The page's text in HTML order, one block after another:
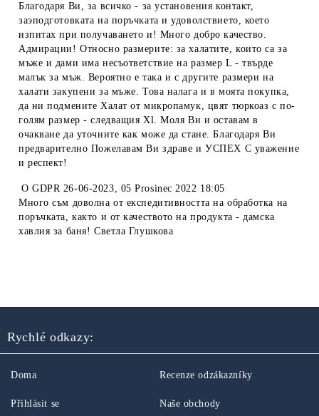
Благодаря Ви, за всичко - за установения контакт,
заэподготовката на поръчката и удоволствието, което
изпитах при получаването и! Много добро качество.
Адмирации! Относно размерите: за халатите, които са за
мъже и дами има несъответствие на размер L - твърде
малък за мъж. Вероятно е така и с другите размери на
халати закупени за мъже. Това налага и в моята покупка,
да ни подмените Халат от микропамук, цвят тюркоаз с по-
голям размер - следващия Xl. Моля Ви и оставам в
очакване да уточните как може да стане. Благодаря Ви
предварително Пожелавам Ви здраве и УСПЕХ С уважение
и респект!
OGDPR 26-06-2023, 05 Prosinec 2022 18:05
Много съм доволна от експедитивността на обработка на
поръчката, както и от качеството на продукта - дамска
хавлия за баня! Светла Глушкова
Rychlé odkazy:
Doma
Přihlásit se
Recenze odzákazníky
Naše obchody